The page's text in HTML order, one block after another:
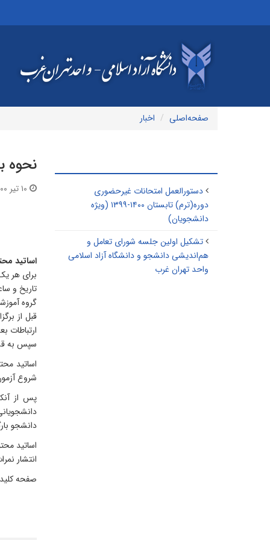
صفحه‌اصلی اخبار
نحوه
اساتید
برای هر
تاریخ و
گروه
ارتباطات
سپس به
اساتید
شروع
پس از
دانشجو
اساتید
انتشار
صفحه
دستورالعمل امتحانات غیرحضوری
دوره(ترم) تابستان ۱۴۰۰-۱۳۹۹ (ویژه
دانشجویان)
تشکیل اولین جلسه شورای تعامل و
هم‌اندیشی دانشجو و دانشگاه آزاد اسلامی
واحد تهران غرب